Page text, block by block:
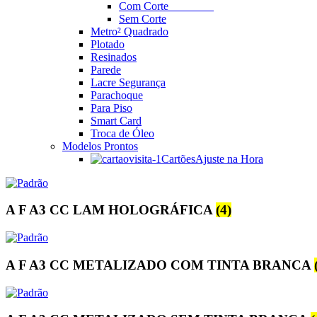
Com Corte
Sem Corte
Metro² Quadrado
Plotado
Resinados
Parede
Lacre Segurança
Parachoque
Para Piso
Smart Card
Troca de Óleo
Modelos Prontos
CartõesAjuste na Hora
A F A3 CC LAM HOLOGRÁFICA(4)
A F A3 CC METALIZADO COM TINTA BRANCA